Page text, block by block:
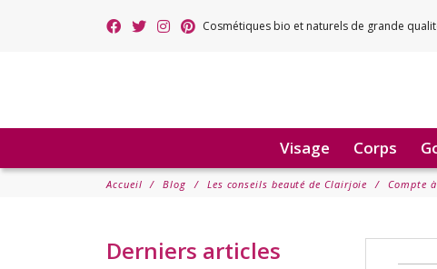
Cosmétiques bio et naturels de grande
Visage Corps
Accueil Blog Les conseils beauté de Clairjoie Compte
Derniers articles